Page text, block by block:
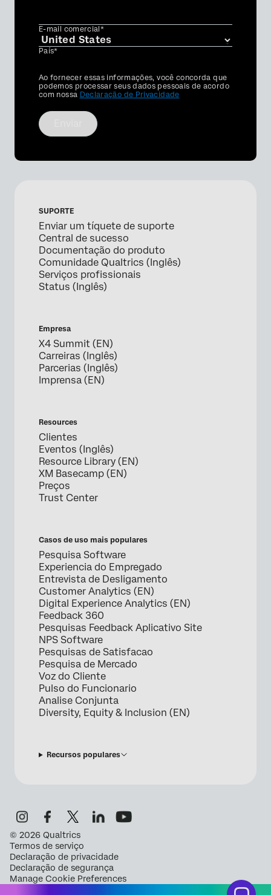
E-mail comercial*
País*
Privacy
Optin
Ao fornecer essas informações, você concorda que
podemos processar seus dados pessoais de acordo
com nossa Declaração de Privacidade
SUPORTE
Enviar um tíquete de suporte
Central de sucesso
Documentação do produto
Comunidade Qualtrics (Inglês)
Serviços profissionais
Status (Inglês)
Empresa
X4 Summit (EN)
Carreiras (Inglês)
Parcerias (Inglês)
Imprensa (EN)
Resources
Clientes
Eventos (Inglês)
Resource Library (EN)
XM Basecamp (EN)
Preços
Trust Center
Casos de uso mais populares
Pesquisa Software
Experiencia do Empregado
Entrevista de Desligamento
Customer Analytics (EN)
Digital Experience Analytics (EN)
Feedback 360
Pesquisas Feedback Aplicativo Site
NPS Software
Pesquisas de Satisfacao
Pesquisa de Mercado
Voz do Cliente
Pulso do Funcionario
Analise Conjunta
Diversity, Equity & Inclusion (EN)
Recursos populares
© 2026 Qualtrics
Termos de serviço
Declaração de privacidade
Declaração de segurança
Manage Cookie Preferences